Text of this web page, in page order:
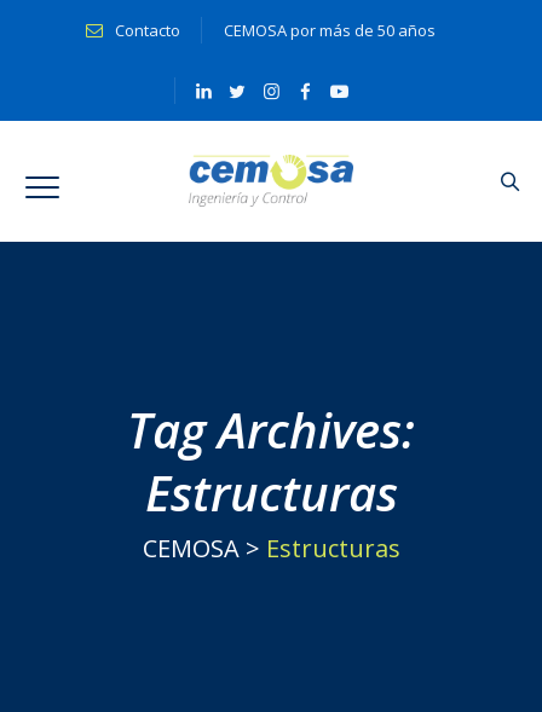
Contacto CEMOSA por más de 50 años
Tag Archives:
Estructuras
CEMOSA> Estructuras